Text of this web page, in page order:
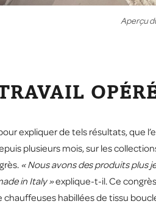
Aperçu
expliquer de tels résultats, que
plusieurs mois, sur les
« Nous avons des produits plus
in Italy »explique-t-il. Ce
habillées de tissu